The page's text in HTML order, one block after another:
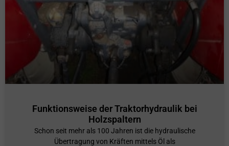
Funktionsweise der Traktorhydraulik bei
Holzspaltern
Schon seit mehr als 100 Jahren ist die hydraulische
Übertragung von Kräften mittels Öl als